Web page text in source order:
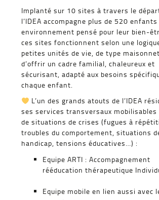
Implanté sur 10 sites à travers le
l’IDEA accompagne plus de 520
environnement pensé pour leur bien-
ces sites fonctionnent selon une
petites unités de vie, de type
d’offrir un cadre familial, chaleureux et
sécurisant, adapté aux besoins
chaque enfant.
L’un des grands atouts de l’IDEA
ses services transversaux mobilisables
de situations de crises (fugues à
troubles du comportement, situations
handicap, tensions éducatives…) :
Equipe ARTI : Accompagnement
rééducation thérapeutique
Equipe mobile en lien aussi avec